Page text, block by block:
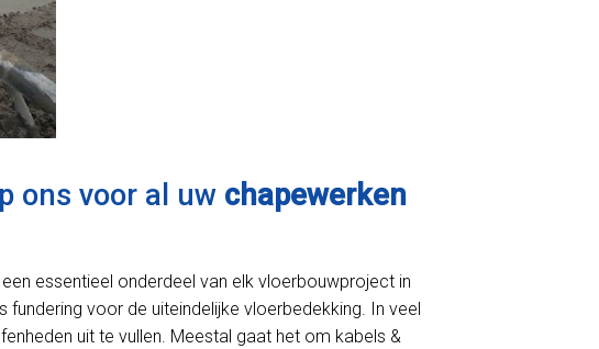
ons voor al uw chapewerken
essentieel onderdeel van elk vloerbouwproject in
fundering voor de uiteindelijke vloerbedekking. In veel
uit te vullen. Meestal gaat het om kabels &